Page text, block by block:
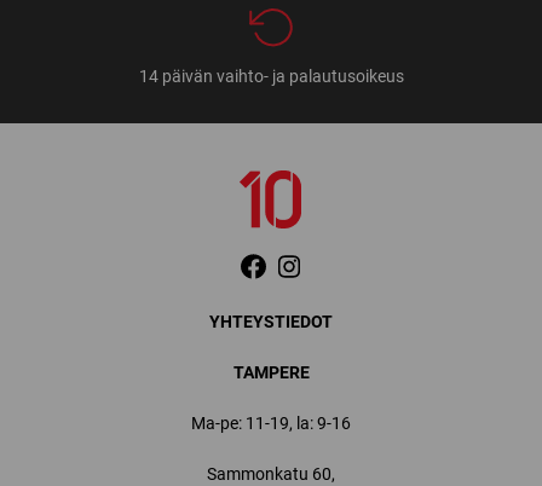
14 päivän vaihto- ja palautusoikeus
YHTEYSTIEDOT
TAMPERE
Ma-pe: 11-19, la: 9-16
Sammonkatu 60,